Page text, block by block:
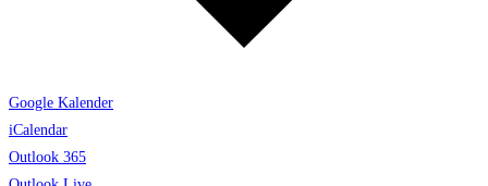
Google Kalender
iCalendar
Outlook 365